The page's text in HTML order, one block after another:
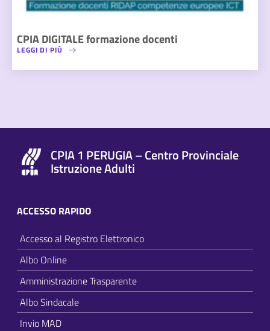
CPIA DIGITALE formazione docenti
LEGGI DI PIÙ
CPIA 1 PERUGIA – Centro Provinciale
Istruzione Adulti
ACCESSO RAPIDO
Accesso al Registro Elettronico
Albo Online
Amministrazione Trasparente
Albo Sindacale
Invio MAD